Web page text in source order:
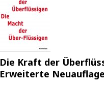
Die Kraft der
Erweiterte Neuauflage